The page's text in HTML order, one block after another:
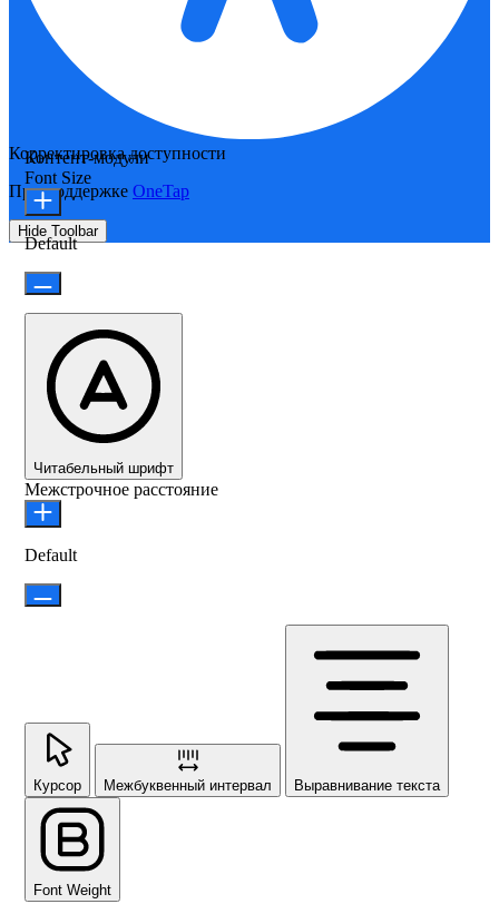
Корректировка доступности
При поддержке OneTap
Hide Toolbar
Контент-модули
Font Size
Default
Читабельный шрифт
Межстрочное расстояние
Default
Курсор Межбуквенный интервал Выравнивание текста
Font Weight